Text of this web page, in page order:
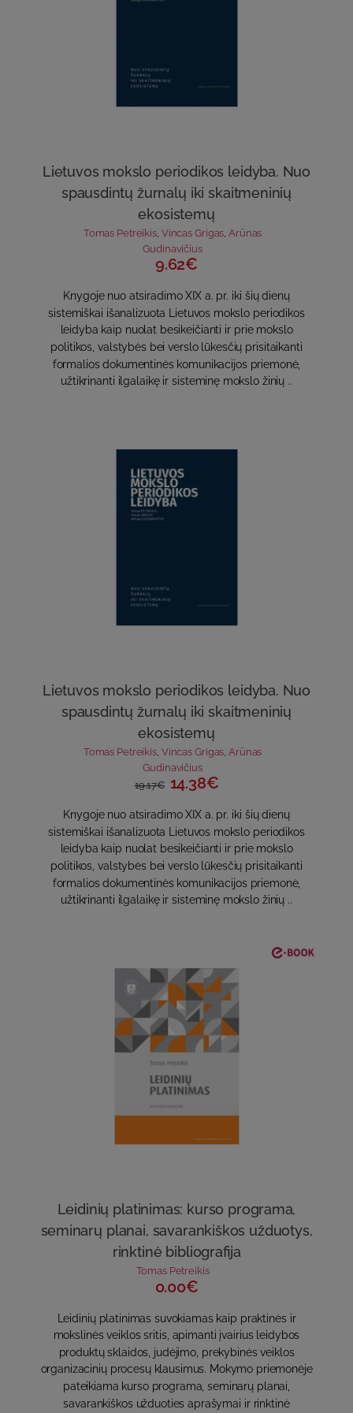
Lietuvos mokslo periodikos leidyba. Nuo
spausdintų žurnalų iki skaitmeninių
ekosistemų
Tomas Petreikis Vincas Grigas Arūnas
Gudinavičius
9.62€
Knygoje nuo atsiradimo XIX a. pr. iki šių dienų
sistemiškai išanalizuota Lietuvos mokslo periodikos
leidyba kaip nuolat besikeičianti ir prie mokslo
politikos, valstybės bei verslo lūkesčių prisitaikanti
formalios dokumentinės komunikacijos priemonė,
užtikrinanti ilgalaikę ir sisteminę mokslo žinių ..
Lietuvos mokslo periodikos leidyba. Nuo
spausdintų žurnalų iki skaitmeninių
ekosistemų
Tomas Petreikis Vincas Grigas Arūnas
Gudinavičius
19.17€ 14.38€
Knygoje nuo atsiradimo XIX a. pr. iki šių dienų
sistemiškai išanalizuota Lietuvos mokslo periodikos
leidyba kaip nuolat besikeičianti ir prie mokslo
politikos, valstybės bei verslo lūkesčių prisitaikanti
formalios dokumentinės komunikacijos priemonė,
užtikrinanti ilgalaikę ir sisteminę mokslo žinių ..
Leidinių platinimas: kurso programa,
seminarų planai, savarankiškos užduotys,
rinktinė bibliografija
Tomas Petreikis
0.00€
Leidinių platinimas suvokiamas kaip praktinės ir
mokslinės veiklos sritis, apimanti įvairius leidybos
produktų sklaidos, judėjimo, prekybinės veiklos
organizacinių procesų klausimus. Mokymo priemonėje
pateikiama kurso programa, seminarų planai,
savarankiškos užduoties aprašymai ir rinktinė